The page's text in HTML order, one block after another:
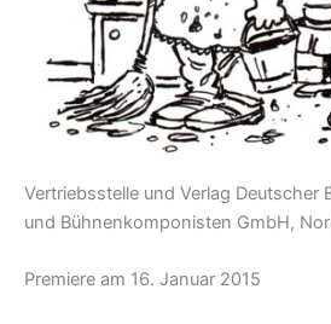
Vertriebsstelle und Verlag Deutscher
und Bühnenkomponisten GmbH,
Premiere am 16. Januar 2015